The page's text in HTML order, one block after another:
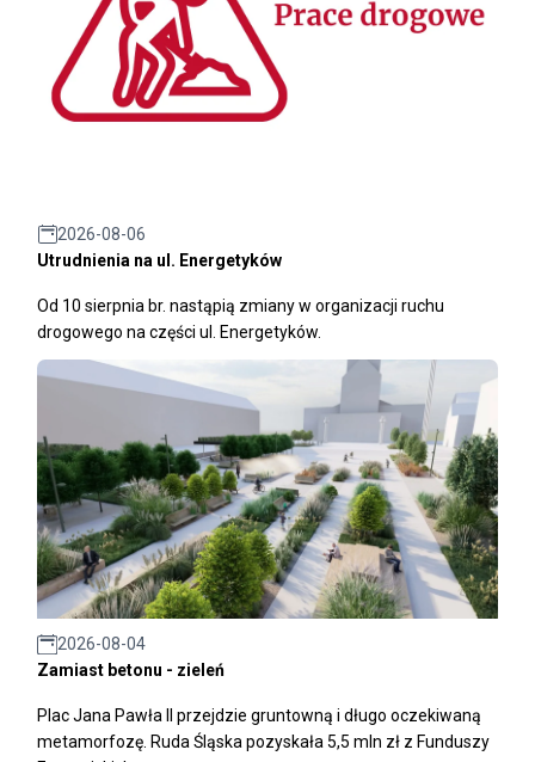
2026-08-06
Utrudnienia na ul. Energetyków
Od 10 sierpnia br. nastąpią zmiany w organizacji ruchu
drogowego na części ul. Energetyków.
2026-08-04
Zamiast betonu - zieleń
Plac Jana Pawła II przejdzie gruntowną i długo oczekiwaną
metamorfozę. Ruda Śląska pozyskała 5,5 mln zł z Funduszy